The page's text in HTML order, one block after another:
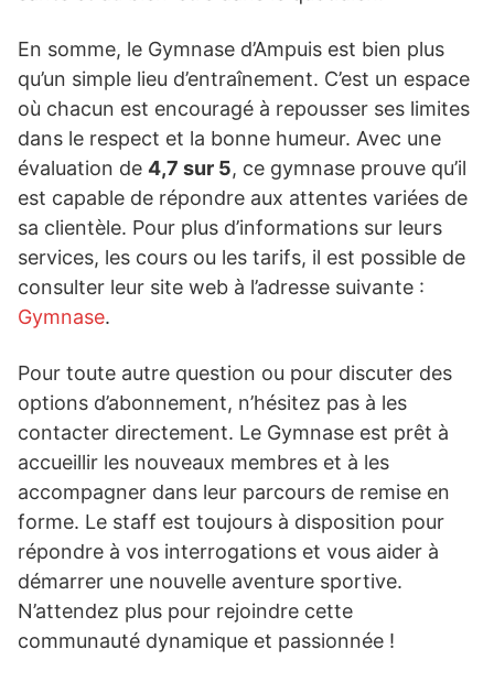
En somme, le Gymnase d’Ampuis est bien plus
qu’un simple lieu d’entraînement. C’est un espace
où chacun est encouragé à repousser ses limites
dans le respect et la bonne humeur. Avec une
évaluation de 4,7 sur 5, ce gymnase prouve qu’il
est capable de répondre aux attentes variées de
sa clientèle. Pour plus d’informations sur leurs
services, les cours ou les tarifs, il est possible de
consulter leur site web à l’adresse suivante :
Gymnase.
Pour toute autre question ou pour discuter des
options d’abonnement, n’hésitez pas à les
contacter directement. Le Gymnase est prêt à
accueillir les nouveaux membres et à les
accompagner dans leur parcours de remise en
forme. Le staff est toujours à disposition pour
répondre à vos interrogations et vous aider à
démarrer une nouvelle aventure sportive.
N’attendez plus pour rejoindre cette
communauté dynamique et passionnée !